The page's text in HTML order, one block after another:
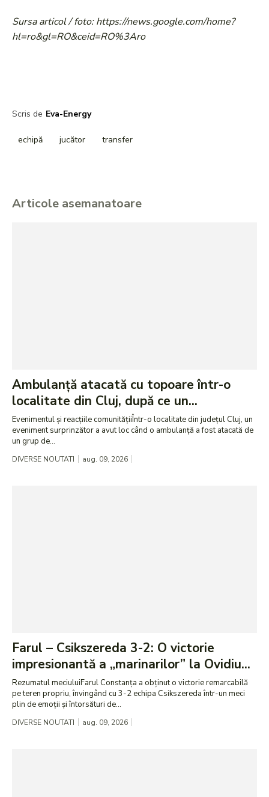
Sursa articol / foto: https://news.google.com/home?
hl=ro&gl=RO&ceid=RO%3Aro
Scris de Eva-Energy
echipă jucător transfer
Articole asemanatoare
Ambulanță atacată cu topoare într-o
localitate din Cluj, după ce un...
Evenimentul și reacțiile comunitățiiÎntr-o localitate din județul Cluj, un
eveniment surprinzător a avut loc când o ambulanță a fost atacată de
un grup de...
DIVERSE NOUTATI aug. 09, 2026
Farul – Csikszereda 3-2: O victorie
impresionantă a „marinarilor” la Ovidiu...
Rezumatul meciuluiFarul Constanța a obținut o victorie remarcabilă
pe teren propriu, învingând cu 3-2 echipa Csikszereda într-un meci
plin de emoții și întorsături de...
DIVERSE NOUTATI aug. 09, 2026